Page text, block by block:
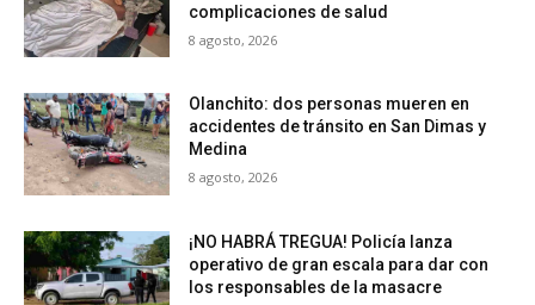
complicaciones de salud
8 agosto, 2026
Olanchito: dos personas mueren en
accidentes de tránsito en San Dimas y
Medina
8 agosto, 2026
¡NO HABRÁ TREGUA! Policía lanza
operativo de gran escala para dar con
los responsables de la masacre